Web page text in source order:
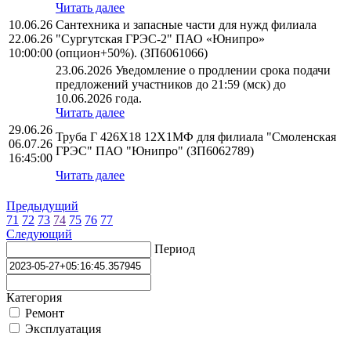
Читать далее
10.06.26
22.06.26
10:00:00
Сантехника и запасные части для нужд филиала
"Сургутская ГРЭС-2" ПАО «Юнипро»
(опцион+50%). (ЗП6061066)
23.06.2026 Уведомление о продлении срока подачи
предложений участников до 21:59 (мск) до
10.06.2026 года.
Читать далее
29.06.26
06.07.26
16:45:00
Труба Г 426Х18 12Х1МФ для филиала "Смоленская
ГРЭС" ПАО "Юнипро" (ЗП6062789)
Читать далее
Предыдущий
71 72 73 74 75 76 77
Следующий
Период
Категория
Ремонт
Эксплуатация